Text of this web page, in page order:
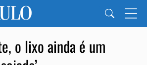
o lixo ainda é um